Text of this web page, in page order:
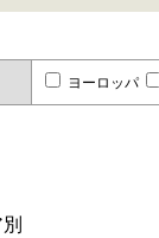
ヨーロッパ